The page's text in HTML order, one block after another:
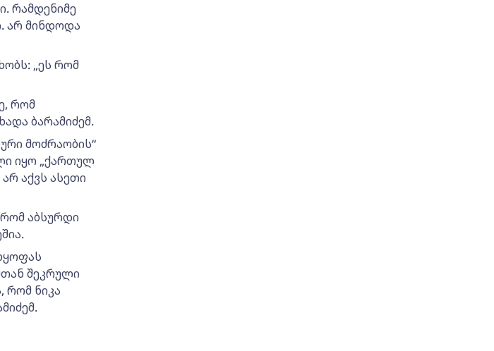
რამდენიმე
არ მინდოდა
„ეს რომ
რომ
ბარამიძემ.
მოძრაობის“
იყო „ქართულ
აქვს ასეთი
აბსურდი
შეკრული
რომ ნიკა